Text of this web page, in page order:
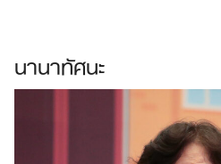
นานาทัศนะ